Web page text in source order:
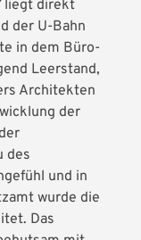
liegt direkt
der U-Bahn
in dem Büro-
Leerstand,
Architekten
der
des
und in
wurde die
Das